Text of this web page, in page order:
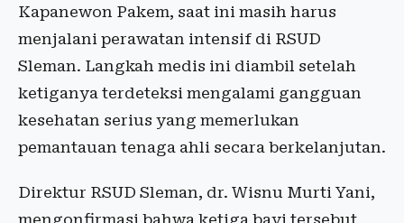
Kapanewon Pakem, saat ini masih harus
menjalani perawatan intensif di RSUD
Sleman. Langkah medis ini diambil setelah
ketiganya terdeteksi mengalami gangguan
kesehatan serius yang memerlukan
pemantauan tenaga ahli secara berkelanjutan.
Direktur RSUD Sleman, dr. Wisnu Murti Yani,